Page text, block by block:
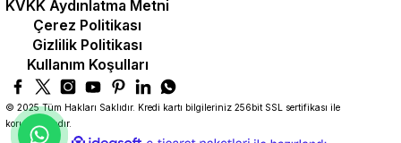
KVKK Aydınlatma Metni
Çerez Politikası
Gizlilik Politikası
Kullanım Koşulları
© 2025 Tüm Hakları Saklıdır. Kredi kartı bilgileriniz 256bit SSL sertifikası ile
korunmaktadır.